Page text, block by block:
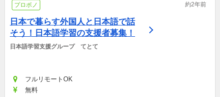
プロボノ 約2年前
日本で暮らす外国人と日本語で話
そう！日本語学習の支援者募集！
日本語学習支援グループ　てとて
フルリモートOK
無料